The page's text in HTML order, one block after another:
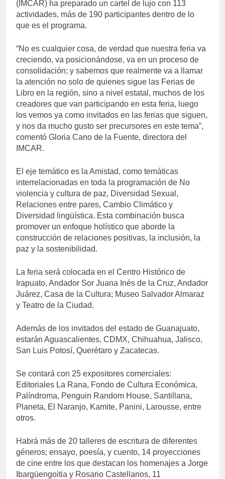
(IMCAR) ha preparado un cartel de lujo con 113
actividades, más de 190 participantes dentro de lo
que es el programa.
“No es cualquier cosa, de verdad que nuestra feria va
creciendo, va posicionándose, va en un proceso de
consolidación; y sabemos que realmente va a llamar
la atención no solo de quienes sigue las Ferias de
Libro en la región, sino a nivel estatal, muchos de los
creadores que van participando en esta feria, luego
los vemos ya como invitados en las ferias que siguen,
y nos da mucho gusto ser precursores en este tema”,
comentó Gloria Cano de la Fuente, directora del
IMCAR.
El eje temático es la Amistad, como temáticas
interrelacionadas en toda la programación de No
violencia y cultura de paz, Diversidad Sexual,
Relaciones entre pares, Cambio Climático y
Diversidad lingüística. Esta combinación busca
promover un enfoque holístico que aborde la
construcción de relaciones positivas, la inclusión, la
paz y la sostenibilidad.
La feria será colocada en el Centro Histórico de
Irapuato, Andador Sor Juana Inés de la Cruz, Andador
Juárez, Casa de la Cultura; Museo Salvador Almaraz
y Teatro de la Ciudad.
Además de los invitados del estado de Guanajuato,
estarán Aguascalientes, CDMX, Chihuahua, Jalisco,
San Luis Potosí, Querétaro y Zacatecas.
Se contará con 25 expositores comerciales:
Editoriales La Rana, Fondo de Cultura Económica,
Palíndroma, Penguin Random House, Santillana,
Planeta, El Naranjo, Kamite, Panini, Larousse, entre
otros.
Habrá más de 20 talleres de escritura de diferentes
géneros; ensayo, poesía, y cuento, 14 proyecciones
de cine entre los que destacan los homenajes a Jorge
Ibargüengoitia y Rosario Castellanos, 11